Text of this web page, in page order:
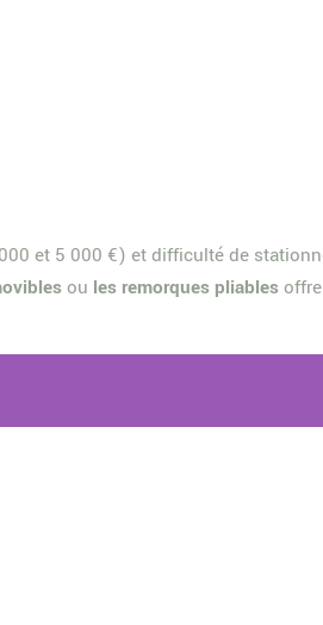
et 5 000 €) et difficulté de
ou les remorques pliables